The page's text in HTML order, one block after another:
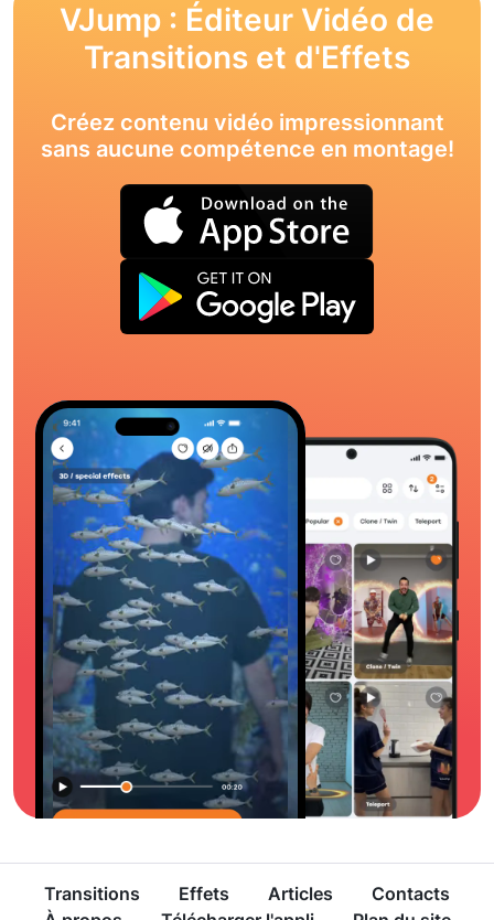
VJump : Éditeur Vidéo de
Transitions et d'Effets
Créez contenu vidéo impressionnant
sans aucune compétence en montage!
Transitions Effets Articles
Contacts